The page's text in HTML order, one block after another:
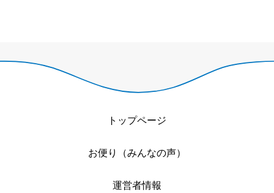
トップページ
お便り（みんなの声）
運営者情報